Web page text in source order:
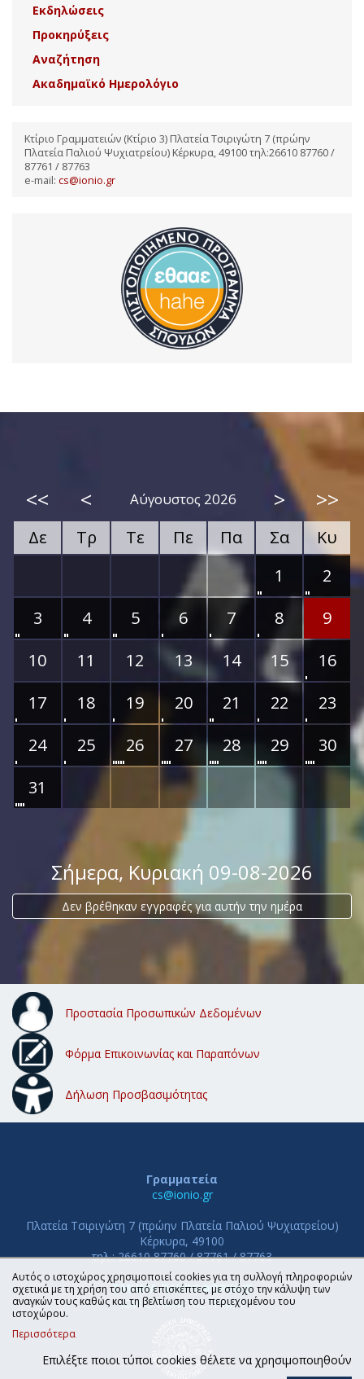
Εκδηλώσεις
Προκηρύξεις
Αναζήτηση
Ακαδημαϊκό Ημερολόγιο
Κτίριο Γραμματειών (Κτίριο 3) Πλατεία Τσιριγώτη 7 (πρώην
Πλατεία Παλιού Ψυχιατρείου) Κέρκυρα, 49100 τηλ:26610 87760 /
87761 / 87763
e-mail: cs@ionio.gr
<< < Αύγουστος 2026 > >>
Δε Τρ Τε Πε Πα Σα
Κυ
1
2
3
4 5 6 7 8
9
10
11 12 13 14 15
16
17
18 19 20 21 22
23
24
25 26 27 28 29
30
31
Σήμερα, Κυριακή 09-08-2026
Δεν βρέθηκαν εγγραφές για αυτήν την ημέρα
Προστασία Προσωπικών Δεδομένων
Φόρμα Επικοινωνίας και Παραπόνων
Δήλωση Προσβασιμότητας
Γραμματεία
cs@ionio.gr
Πλατεία Τσιριγώτη 7 (πρώην Πλατεία Παλιού Ψυχιατρείου)
Κέρκυρα, 49100
τηλ.: 26610 87760 / 87761 / 87763
ΤΜΗΜΑ ΠΛΗΡΟΦΟΡΙΚΗΣ
ΙΟΝΙΟ ΠΑΝΕΠΙΣΤΗΜΙΟ
Αυτός ο ιστοχώρος χρησιμοποιεί cookies για τη συλλογή πληροφοριών
σχετικά με τη χρήση του από επισκέπτες, με στόχο την κάλυψη των
αναγκών τους καθώς και τη βελτίωση του περιεχομένου του
ιστοχώρου.
Περισσότερα
Επιλέξτε ποιοι τύποι cookies θέλετε να χρησιμοποιηθούν